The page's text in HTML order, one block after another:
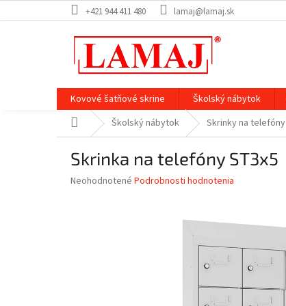
na
+421 944 411 480 lamaj@lamaj.sk
Kovové šatňové skrine Školský nábytok
DomovŠkolský nábytok Skrinky na telefóny
Skrinka na telefóny ST3x5
Priemerné
Neohodnotené Podrobnosti hodnotenia